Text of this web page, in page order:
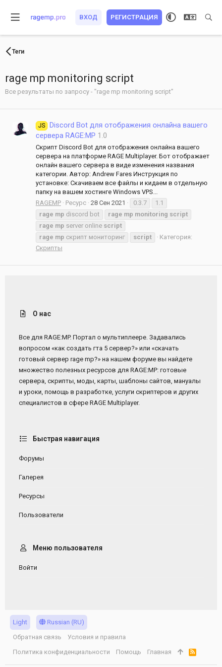
ВХОД РЕГИСТРАЦИЯ
Теги
rage mp monitoring script
Все результаты по запросу - "rage mp monitoring script"
JS
Discord Bot для отображения онлайна вашего
сервера RAGE:MP 1.0
Скрипт Discord Bot для отображения онлайна вашего
сервера на платформе RAGE Multiplayer. Бот отображает
онлайн вашего сервера в виде изменения названия
категории. Автор: Andrew Fares Инструкция по
установке: Скачиваем все файлы и кидаем в отдельную
папку на вашем хостинге Windows VPS...
RAGEMP
Ресурс 28 Сен 2021 0.3.7
1.1
rage mp discord bot rage mp monitoring script
rage mp server online script
rage mp скрипт мониторинг script
Категория:
Скрипты
О нас
Все для RAGE:MP. Портал о мультиплеере. Задавались
вопросом «как создать гта 5 сервер?» или «скачать
готовый сервер rage mp?» на нашем форуме вы найдете
множество полезных ресурсов для RAGE:MP: готовые
сервера, скрипты, моды, карты, шаблоны сайтов, мануалы
и уроки, помощь в разработке, услуги скриптеров и других
специалистов в сфере RAGE Multiplayer.
Быстрая навигация
Форумы
Галерея
Ресурсы
Пользователи
Меню пользователя
Войти
Light
Russian (RU)
Обратная связь
Условия и правила
Политика конфиденциальности
Помощь Главная
R
S
S